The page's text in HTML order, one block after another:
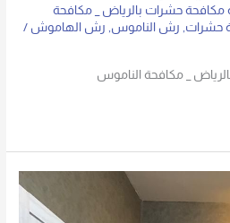
حشرات بالرياض _ مكافحة
حشرات, رش الناموس, رش الهاموش /
_ مكافحة الناموس